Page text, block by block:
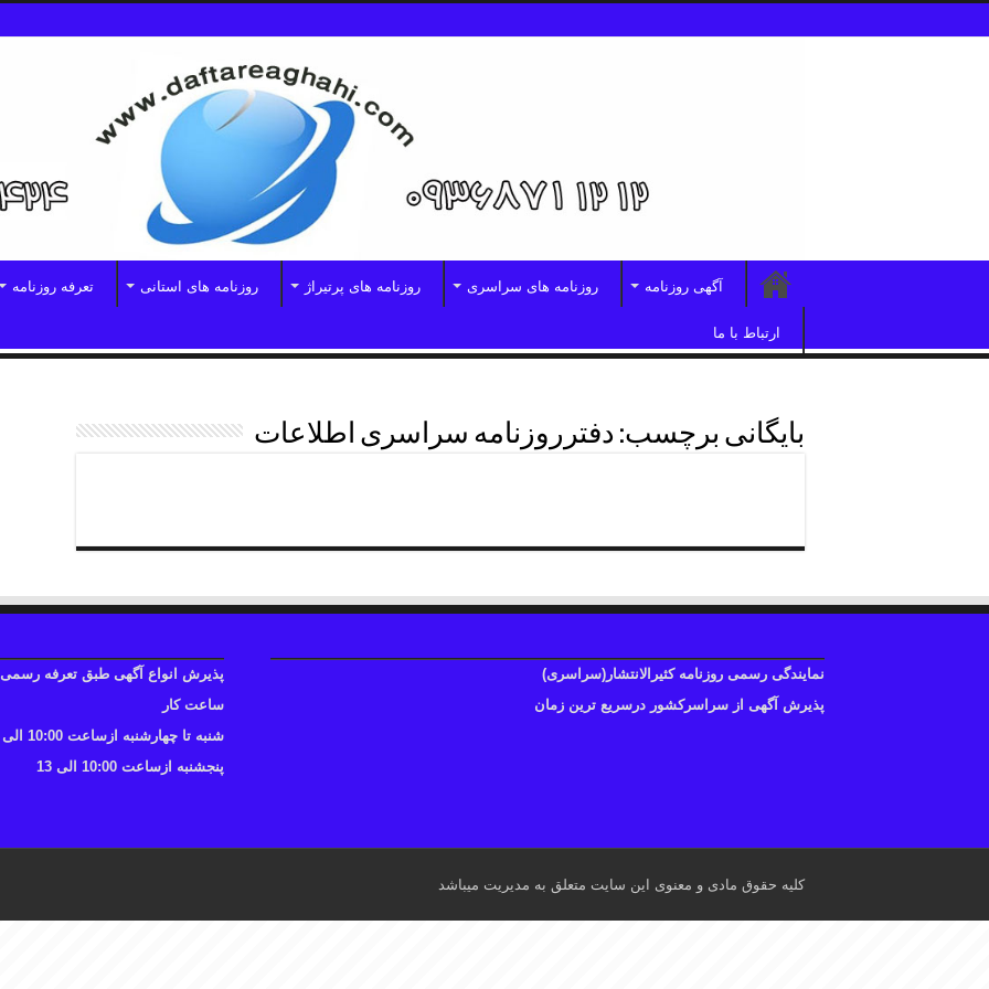
آگهی روزنامه روزنامه های سراسری روزنامه های پرتیراژ روزنامه های استانی تعرفه روزنامه
ارتباط با ما
بایگانی برچسب: دفترروزنامه سراسری اطلاعات
نمایندگی رسمی روزنامه کثیرالانتشار(سراسری)
پذیرش آگهی از سراسرکشور درسریع ترین زمان
پذیرش انواع آگهی طبق تعرفه رسمی
ساعت کار
شنبه تا چهارشنبه ازساعت 10:00 الی 17
پنجشنبه ازساعت 10:00 الی 13
کلیه حقوق مادی و معنوی این سایت متعلق به مدیریت میباشد